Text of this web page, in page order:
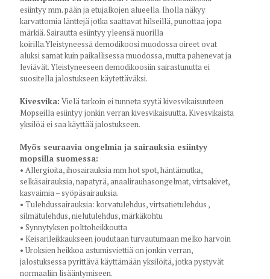
esiintyy mm. pään ja etujalkojen alueella. Iholla näkyy
karvattomia länttejä jotka saattavat hilseillä, punottaa jopa
märkiä. Sairautta esiintyy yleensä nuorilla
koirilla.Yleistyneessä demodikoosi muodossa oireet ovat
aluksi samat kuin paikallisessa muodossa, mutta pahenevat ja
leviävät. Yleistyneeseen demodikoosiin sairastunutta ei
suositella jalostukseen käytettäväksi.
Kivesvika: Vielä tarkoin ei tunneta syytä kivesvikaisuuteen
Mopseilla esiintyy jonkin verran kivesvikaisuutta. Kivesvikaista
yksilöä ei saa käyttää jalostukseen.
Myös seuraavia ongelmia ja sairauksia esiintyy
mopsilla suomessa:
• Allergioita, ihosairauksia mm hot spot, häntämutka,
selkäsairauksia, napatyrä, anaalirauhasongelmat, virtsakivet,
kasvaimia – syöpäsairauksia.
• Tulehdussairauksia: korvatulehdus, virtsatietulehdus ,
silmätulehdus, nielutulehdus, märkäkohtu
• Synnytyksen polttoheikkoutta
• Keisarileikkaukseen joudutaan turvautumaan melko harvoin
• Uroksien heikkoa astumisviettiä on jonkin verran,
jalostuksessa pyrittävä käyttämään yksilöitä, jotka pystyvät
normaaliin lisääntymiseen.